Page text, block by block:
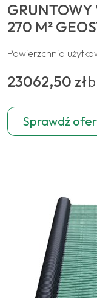
270 M²
Powierzchnia
23062,50 zł
Sprawdź